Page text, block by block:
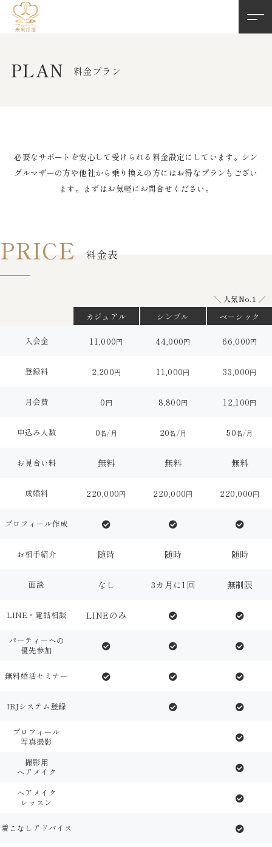
PLAN 料金プラン
必要なサポートを安心して受けられる料金設定にしています。 シン
グルマザーの方や他社から乗り換えの方にはお得なプランもござい
ます。 まずはお気軽にお問合せください。
PRICE 料金表
入会金
登録料
月会費
申込み人数
お見合い料
成婚料
プロフィール作成
お相手紹介
面談
LINE・電話相談
パーティーへの
優先参加
無料婚活セミナー
IBJシステム登録
プロフィール
写真撮影
撮影用
ヘアメイク
ヘアメイク
レッスン
着こなしアドバイス
カジュアル
11,000円
2,200円
0円
0名/月
無料
220,000円
随時
なし
LINEのみ
シンプル
44,000円
11,000円
8,800円
20名/月
無料
220,000円
随時
3カ月に1回
＼ 人気No.1 ／
ベーシック
66,000円
33,000円
12,100円
50名/月
無料
220,000円
随時
無制限